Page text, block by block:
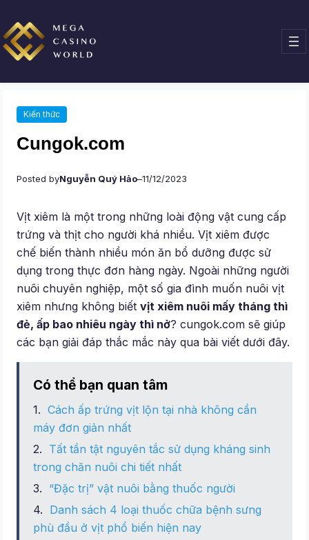
đến
phần
nội
dung
Kiến thức
Cungok.com
Posted byNguyễn Quý Hảo–11/12/2023
Vịt xiêm là một trong những loài động vật cung cấp
trứng và thịt cho người khá nhiều. Vịt xiêm được
chế biến thành nhiều món ăn bổ dưỡng được sử
dụng trong thực đơn hàng ngày. Ngoài những người
nuôi chuyên nghiệp, một số gia đình muốn nuôi vịt
xiêm nhưng không biếtvịt xiêm nuôi mấy tháng thì
đẻ, ấp bao nhiêu ngày thì nở? cungok.com sẽ giúp
các bạn giải đáp thắc mắc này qua bài viết dưới đây.
Có thể bạn quan tâm
Cách ấp trứng vịt lộn tại nhà không cần
máy đơn giản nhất
Tất tần tật nguyên tắc sử dụng kháng sinh
trong chăn nuôi chi tiết nhất
“Đặc trị” vật nuôi bằng thuốc người
Danh sách 4 loại thuốc chữa bệnh sưng
phù đầu ở vịt phổ biến hiện nay